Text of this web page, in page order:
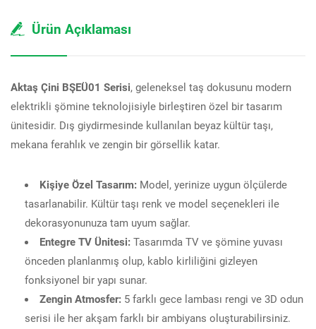
Ürün Açıklaması
Aktaş Çini BŞEÜ01 Serisi, geleneksel taş dokusunu modern
elektrikli şömine teknolojisiyle birleştiren özel bir tasarım
ünitesidir. Dış giydirmesinde kullanılan beyaz kültür taşı,
mekana ferahlık ve zengin bir görsellik katar.
Kişiye Özel Tasarım: Model, yerinize uygun ölçülerde
tasarlanabilir. Kültür taşı renk ve model seçenekleri ile
dekorasyonunuza tam uyum sağlar.
Entegre TV Ünitesi: Tasarımda TV ve şömine yuvası
önceden planlanmış olup, kablo kirliliğini gizleyen
fonksiyonel bir yapı sunar.
Zengin Atmosfer: 5 farklı gece lambası rengi ve 3D odun
serisi ile her akşam farklı bir ambiyans oluşturabilirsiniz.